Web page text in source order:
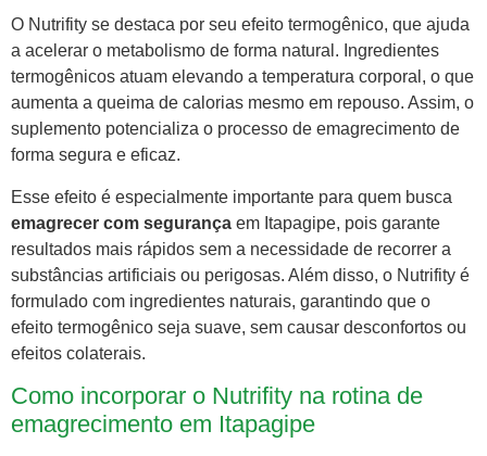
O Nutrifity se destaca por seu efeito termogênico, que ajuda
a acelerar o metabolismo de forma natural. Ingredientes
termogênicos atuam elevando a temperatura corporal, o que
aumenta a queima de calorias mesmo em repouso. Assim, o
suplemento potencializa o processo de emagrecimento de
forma segura e eficaz.
Esse efeito é especialmente importante para quem busca
emagrecer com segurança em Itapagipe, pois garante
resultados mais rápidos sem a necessidade de recorrer a
substâncias artificiais ou perigosas. Além disso, o Nutrifity é
formulado com ingredientes naturais, garantindo que o
efeito termogênico seja suave, sem causar desconfortos ou
efeitos colaterais.
Como incorporar o Nutrifity na rotina de
emagrecimento em Itapagipe